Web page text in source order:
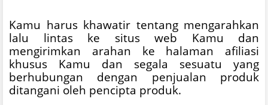
Kamu harus khawatir tentang mengarahkan
lalu lintas ke situs web Kamu dan
mengirimkan arahan ke halaman afiliasi
khusus Kamu dan segala sesuatu yang
berhubungan dengan penjualan produk
ditangani oleh pencipta produk.